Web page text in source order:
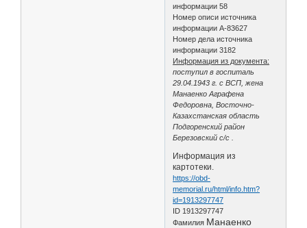
информации 58
Номер описи источника
информации А-83627
Номер дела источника
информации 3182
Информация из документа:
поступил в госпиталь
29.04.1943 г. с ВСП, жена
Манаенко Аграфена
Федоровна, Восточно-
Казахстанская область
Подгоренский район
Березовский с/с .
Информация из
картотеки.
https://obd-
memorial.ru/html/info.htm?
id=1913297747
ID 1913297747
Фамилия Манаенко